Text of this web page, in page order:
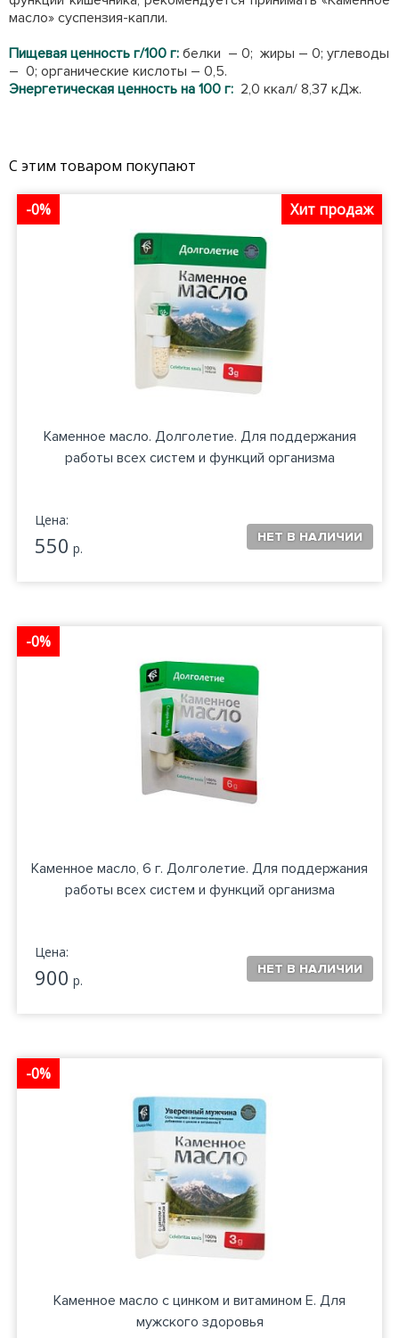
масло» суспензия-капли.
Пищевая ценность г/100 г: белки – 0; жиры – 0; углеводы
– 0; органические кислоты – 0,5.
Энергетическая ценность на 100 г: 2,0 ккал/ 8,37 кДж.
С этим товаром покупают
Хит продаж
-0%
Каменное масло. Долголетие. Для поддержания
работы всех систем и функций организма
Цена:
550 р.
-0%
Каменное масло, 6 г. Долголетие. Для поддержания
работы всех систем и функций организма
Цена:
900 р.
-0%
Каменное масло с цинком и витамином Е. Для
мужского здоровья